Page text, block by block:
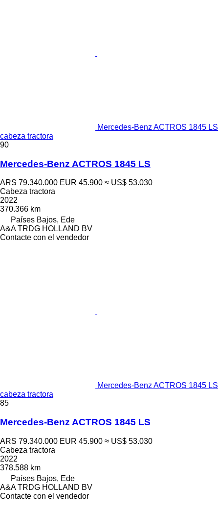
Mercedes-Benz ACTROS 1845 LS
cabeza tractora
90
Mercedes-Benz ACTROS 1845 LS
ARS 79.340.000 EUR 45.900 ≈ US$ 53.030
Cabeza tractora
2022
370.366 km
Países Bajos, Ede
A&A TRDG HOLLAND BV
Contacte con el vendedor
Mercedes-Benz ACTROS 1845 LS
cabeza tractora
85
Mercedes-Benz ACTROS 1845 LS
ARS 79.340.000 EUR 45.900 ≈ US$ 53.030
Cabeza tractora
2022
378.588 km
Países Bajos, Ede
A&A TRDG HOLLAND BV
Contacte con el vendedor